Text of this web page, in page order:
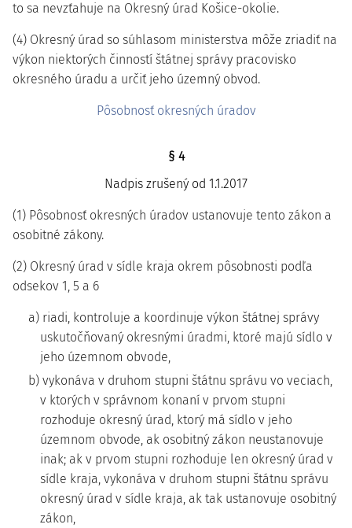
to sa nevzťahuje na Okresný úrad Košice-okolie.
(4) Okresný úrad so súhlasom ministerstva môže zriadiť na
výkon niektorých činností štátnej správy pracovisko
okresného úradu a určiť jeho územný obvod.
Pôsobnosť okresných úradov
§ 4
Nadpis zrušený od 1.1.2017
(1) Pôsobnosť okresných úradov ustanovuje tento zákon a
osobitné zákony.
(2) Okresný úrad v sídle kraja okrem pôsobnosti podľa
odsekov 1, 5 a 6
a) riadi, kontroluje a koordinuje výkon štátnej správy
uskutočňovaný okresnými úradmi, ktoré majú sídlo v
jeho územnom obvode,
b) vykonáva v druhom stupni štátnu správu vo veciach,
v ktorých v správnom konaní v prvom stupni
rozhoduje okresný úrad, ktorý má sídlo v jeho
územnom obvode, ak osobitný zákon neustanovuje
inak; ak v prvom stupni rozhoduje len okresný úrad v
sídle kraja, vykonáva v druhom stupni štátnu správu
okresný úrad v sídle kraja, ak tak ustanovuje osobitný
zákon,